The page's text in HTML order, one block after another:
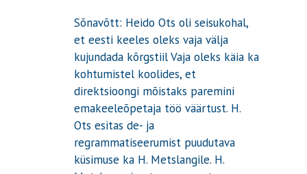
Sõnavõtt: Heido Ots oli seisukohal,
et eesti keeles oleks vaja välja
kujundada kõrgstiil Vaja oleks käia ka
kohtumistel koolides, et
direktsioongi mõistaks paremini
emakeeleõpetaja töö väärtust. H.
Ots esitas de- ja
regrammatiseerumist puudutava
küsimuse ka H. Metslangile. H.